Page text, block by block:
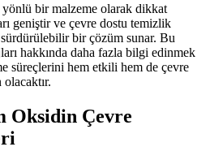
bir malzeme olarak dikkat
geniştir ve çevre dostu temizlik
bir çözüm sunar. Bu
hakkında daha fazla bilgi edinmek
süreçlerini hem etkili hem de çevre
Oksidin Çevre